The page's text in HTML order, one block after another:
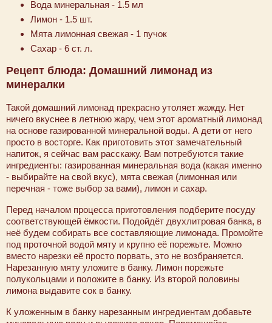
Вода минеральная - 1.5 мл
Лимон - 1.5 шт.
Мята лимонная свежая - 1 пучок
Сахар - 6 ст. л.
Рецепт блюда: Домашний лимонад из
минералки
Такой домашний лимонад прекрасно утоляет жажду. Нет
ничего вкуснее в летнюю жару, чем этот ароматный лимонад
на основе газированной минеральной воды. А дети от него
просто в восторге. Как приготовить этот замечательный
напиток, я сейчас вам расскажу. Вам потребуются такие
ингредиенты: газированная минеральная вода (какая именно
- выбирайте на свой вкус), мята свежая (лимонная или
перечная - тоже выбор за вами), лимон и сахар.
Перед началом процесса приготовления подберите посуду
соответствующей ёмкости. Подойдёт двухлитровая банка, в
неё будем собирать все составляющие лимонада. Промойте
под проточной водой мяту и крупно её порежьте. Можно
вместо нарезки её просто порвать, это не возбраняется.
Нарезанную мяту уложите в банку. Лимон порежьте
полукольцами и положите в банку. Из второй половины
лимона выдавите сок в банку.
К уложенным в банку нарезанным ингредиентам добавьте